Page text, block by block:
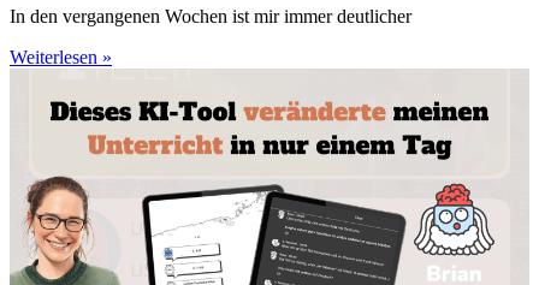
In den vergangenen Wochen ist mir immer deutlicher
Weiterlesen »